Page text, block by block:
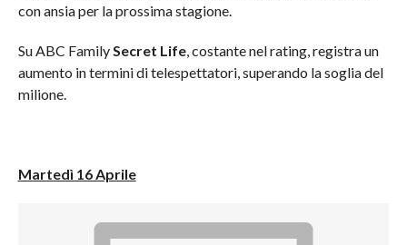
con ansia per la prossima stagione.
Su ABC Family Secret Life, costante nel rating, registra un
aumento in termini di telespettatori, superando la soglia del
milione.
Martedì 16 Aprile